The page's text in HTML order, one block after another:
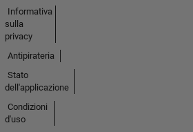
Informativa
sulla
privacy
Antipirateria
Stato
dell'applicazione
Condizioni
d'uso